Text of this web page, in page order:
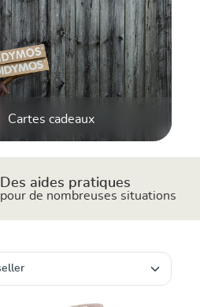
Cartes cadeaux
Des aides pratiques
pour de nombreuses situations